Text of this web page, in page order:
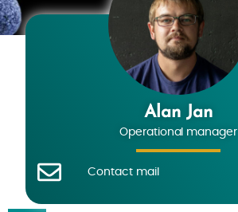
Alan Jan
Operational manager
Contact mail